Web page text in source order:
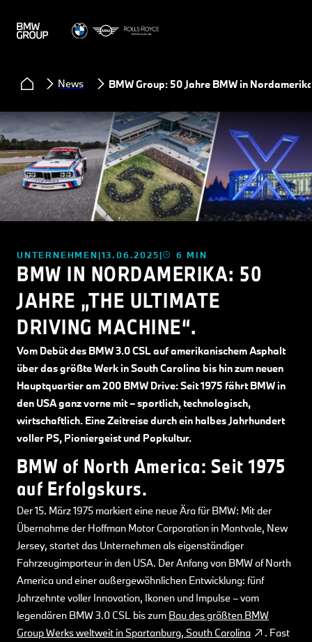
News BMW Group: 50 Jahre BMW in
UNTERNEHMEN 13.06.2025 6 MIN
BMW IN NORDAMERIKA: 50
JAHRE „THE ULTIMATE
DRIVING MACHINE“.
Vom Debüt des BMW 3.0 CSL auf amerikanischem Asphalt
über das größte Werk in South Carolina bis hin zum neuen
Hauptquartier am 200 BMW Drive: Seit 1975 fährt BMW in
den USA ganz vorne mit – sportlich, technologisch,
wirtschaftlich. Eine Zeitreise durch ein halbes Jahrhundert
voller PS, Pioniergeist und Popkultur.
BMW of North America: Seit 1975
auf Erfolgskurs.
Der 15. März 1975 markiert eine neue Ära für BMW: Mit der
Übernahme der Hoffman Motor Corporation in Montvale, New
Jersey, startet das Unternehmen als eigenständiger
Fahrzeugimporteur in den USA. Der Anfang von BMW of North
America und einer außergewöhnlichen Entwicklung: fünf
Jahrzehnte voller Innovation, Ikonen und Impulse – vom
legendären BMW 3.0 CSL bis zum Bau des größten BMW
Group Werks weltweit in Spartanburg, South Carolina
. Fast